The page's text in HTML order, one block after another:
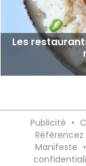
Les
Publicité •
Manifeste •